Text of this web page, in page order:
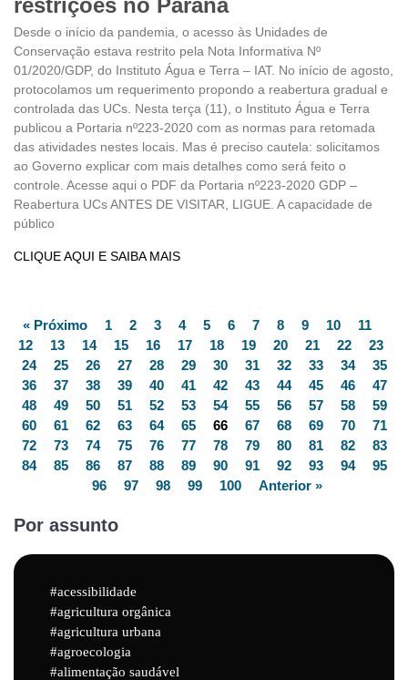
Desde o início da pandemia, o acesso às Unidades de
Conservação estava restrito pela Nota Informativa Nº
01/2020/GDP, do Instituto Água e Terra – IAT. No início de agosto,
protocolamos um requerimento propondo a reabertura gradual e
controlada das UCs. Nesta terça (11), o Instituto Água e Terra
publicou a Portaria nº223-2020 com as normas para retomada
das atividades nestes locais. Mas é preciso cautela: solicitamos
ao Governo explicar com mais detalhes como será feito o
controle. Acesse aqui o PDF da Portaria nº223-2020 GDP –
Reabertura UCs ANTES DE VISITAR, LIGUE. A capacidade de
público
CLIQUE AQUI E SAIBA MAIS
« Próximo 1 2 3 4 5 6 7 8 9 10
11
12
13 14 15 16 17 18 19 20 21 22
23
24
25 26 27 28 29 30 31 32 33 34
35
36
37 38 39 40 41 42 43 44 45 46
47
48
49 50 51 52 53 54 55 56 57 58
59
60
61 62 63 64 65 66 67 68 69 70
71
72
73 74 75 76 77 78 79 80 81 82
83
84
85 86 87 88 89 90 91 92 93 94
95
96
97 98 99 100 Anterior »
Por assunto
acessibilidade
agricultura orgânica
agricultura urbana
agroecologia
alimentação saudável